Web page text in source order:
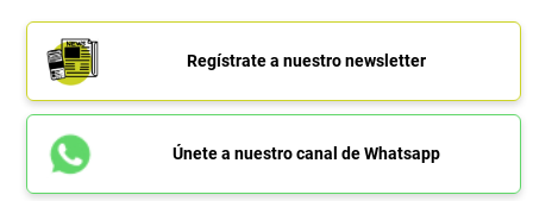
Regístrate a nuestro newsletter
Únete a nuestro canal de Whatsapp